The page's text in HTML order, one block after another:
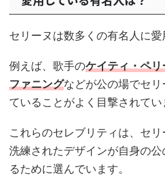
セリーヌは数多くの有名人に愛
例えば、歌手のケイティ・ペリ
ファニングなどが公の場でセ
ていることがよく目撃されてい
これらのセレブリティは、セ
洗練されたデザインが自身の
るために選んでいます。